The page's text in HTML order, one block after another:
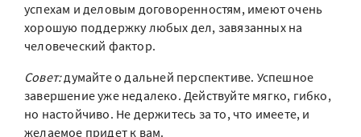
успехам и деловым договоренностям, имеют очень
хорошую поддержку любых дел, завязанных на
человеческий фактор.
Совет:думайте о дальней перспективе. Успешное
завершение уже недалеко. Действуйте мягко, гибко,
но настойчиво. Не держитесь за то, что имеете, и
желаемое придет к вам.